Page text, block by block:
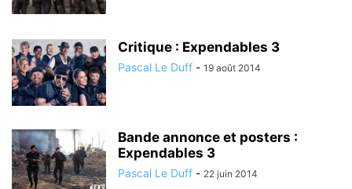
Critique : Expendables 3
Pascal Le Duff - 19 août 2014
Bande annonce et posters :
Expendables 3
Pascal Le Duff - 22 juin 2014